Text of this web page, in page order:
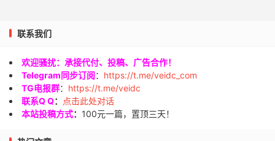
联系我们
欢迎骚扰：承接代付、投稿、广告合作！
Telegram同步订阅： https://t.me/veidc_com
TG电报群： https://t.me/veidc
联系Q Q：
点击此处对话
本站投稿方式： 100元一篇，置顶三天！